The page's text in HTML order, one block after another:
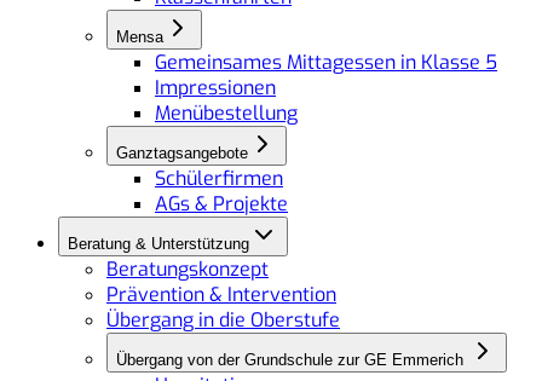
Mensa
Gemeinsames Mittagessen in Klasse 5
Impressionen
Menübestellung
Ganztagsangebote
Schülerfirmen
AGs & Projekte
Beratung & Unterstützung
Beratungskonzept
Prävention & Intervention
Übergang in die Oberstufe
Übergang von der Grundschule zur GE Emmerich